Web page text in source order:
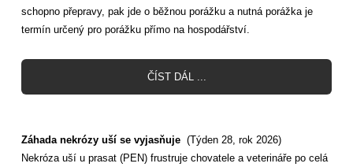
schopno přepravy, pak jde o běžnou porážku a nutná porážka je
termín určený pro porážku přímo na hospodářství.
ČÍST DÁL ...
Záhada nekrózy uší se vyjasňuje(Týden 28, rok 2026)
Nekróza uší u prasat (PEN) frustruje chovatele a veterináře po celá